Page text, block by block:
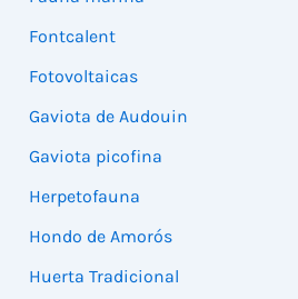
Fontcalent
Fotovoltaicas
Gaviota de Audouin
Gaviota picofina
Herpetofauna
Hondo de Amorós
Huerta Tradicional